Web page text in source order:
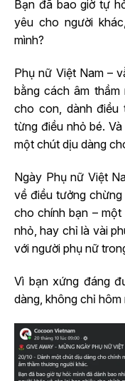
Bạn đã bao giờ tự
yêu cho người
mình?
Phụ nữ Việt Nam –
bằng cách âm
cho con, dành điều
từng điều nhỏ bé.
một chút dịu dàng
Ngày Phụ nữ Việt
về điều tưởng
cho chính bạn –
nhỏ, hay chỉ là vài
với người phụ nữ
Vì bạn xứng đáng
dàng, không chỉ hôm